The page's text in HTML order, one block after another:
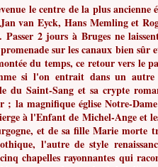
le centre de la plus ancienne
van Eyck, Hans Memling et
Passer 2 jours à Bruges ne
sur les canaux bien sûr
du temps, ce retour vers le
si l'on entrait dans un autre
du Saint-Sang et sa crypte
la magnifique église Notre-
à l'Enfant de Michel-Ange et
et de sa fille Marie morte
l'autre de style
chapelles rayonnantes qui